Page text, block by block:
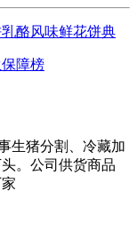
酪风味鲜花饼典
障榜
生猪分割、冷藏加
。公司供货商品